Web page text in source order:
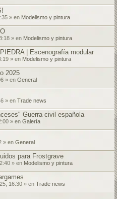
» en Modelismo y pintura
» en Modelismo y pintura
| Escenografía modular
» en Modelismo y pintura
2025
» en General
» en Trade news
Guerra civil española
» en Galería
» en General
para Frostgrave
» en Modelismo y pintura
16:30 » en Trade news